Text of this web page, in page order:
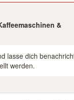
&
lasse dich
werden.